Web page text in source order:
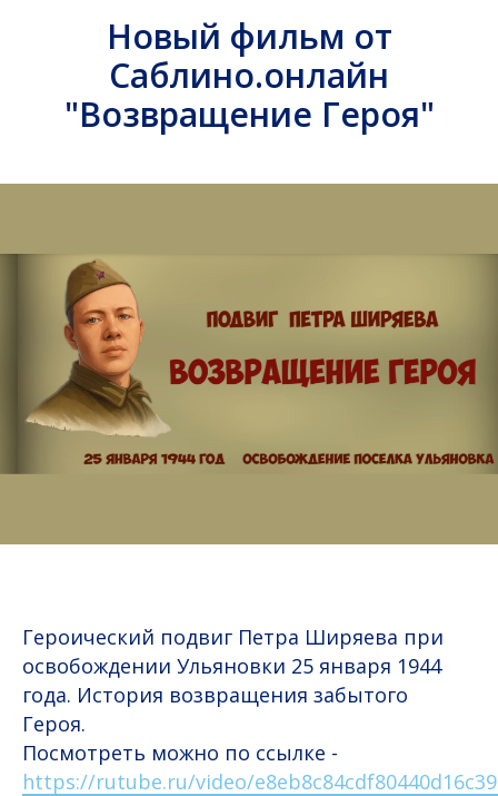
Новый фильм от
Саблино.онлайн
"Возвращение Героя"
Героический подвиг Петра Ширяева при
освобождении Ульяновки 25 января 1944
года. История возвращения забытого
Героя.
Посмотреть можно по ссылке -
https://rutube.ru/video/